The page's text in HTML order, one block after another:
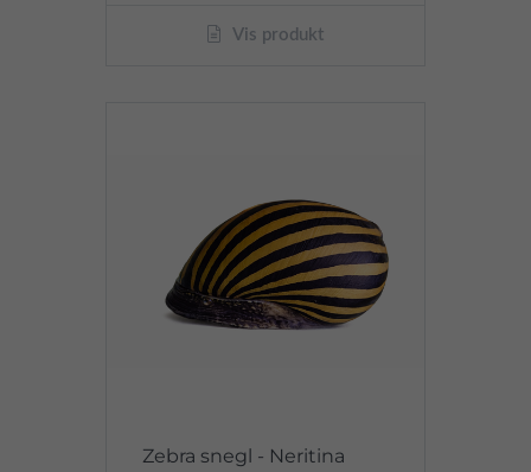
Vis produkt
Zebra snegl - Neritina